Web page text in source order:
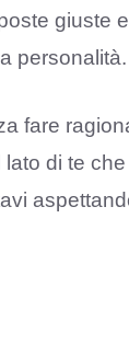
giuste
personalità.
fare
di te